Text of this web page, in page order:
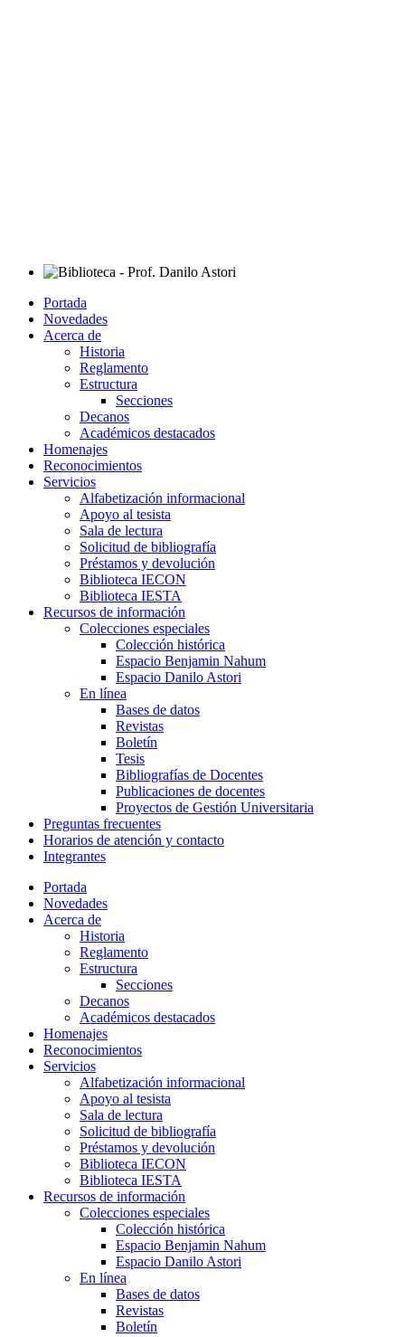
Portada
Novedades
Acerca de
Historia
Reglamento
Estructura
Secciones
Decanos
Académicos destacados
Homenajes
Reconocimientos
Servicios
Alfabetización informacional
Apoyo al tesista
Sala de lectura
Solicitud de bibliografía
Préstamos y devolución
Biblioteca IECON
Biblioteca IESTA
Recursos de información
Colecciones especiales
Colección histórica
Espacio Benjamin Nahum
Espacio Danilo Astori
En línea
Bases de datos
Revistas
Boletín
Tesis
Bibliografías de Docentes
Publicaciones de docentes
Proyectos de Gestión Universitaria
Preguntas frecuentes
Horarios de atención y contacto
Integrantes
Portada
Novedades
Acerca de
Historia
Reglamento
Estructura
Secciones
Decanos
Académicos destacados
Homenajes
Reconocimientos
Servicios
Alfabetización informacional
Apoyo al tesista
Sala de lectura
Solicitud de bibliografía
Préstamos y devolución
Biblioteca IECON
Biblioteca IESTA
Recursos de información
Colecciones especiales
Colección histórica
Espacio Benjamin Nahum
Espacio Danilo Astori
En línea
Bases de datos
Revistas
Boletín